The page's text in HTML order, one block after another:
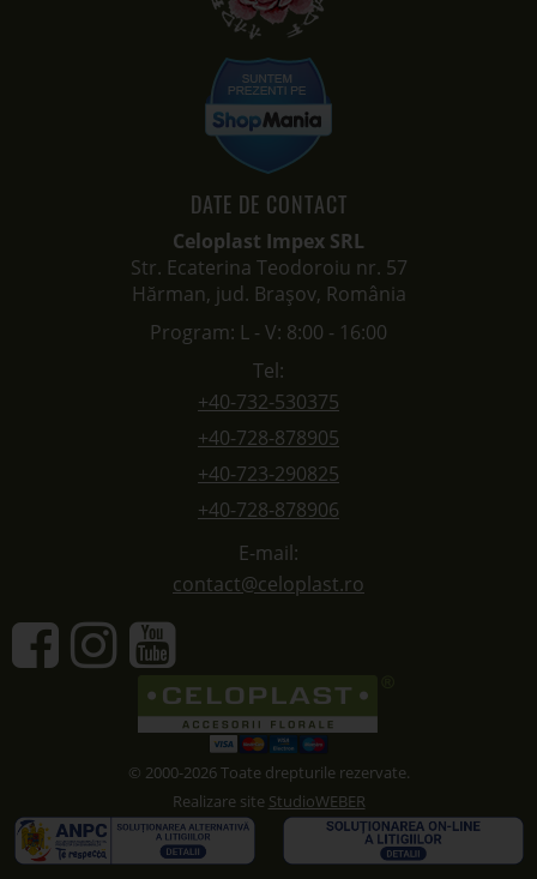
DATE DE CONTACT
Celoplast Impex SRL
Str. Ecaterina Teodoroiu nr. 57
Hărman, jud. Brașov, România
Program: L - V: 8:00 - 16:00
Tel:
+40-732-530375
+40-728-878905
+40-723-290825
+40-728-878906
E-mail:
contact@celoplast.ro
© 2000-2026 Toate drepturile rezervate.
Realizare site StudioWEBER